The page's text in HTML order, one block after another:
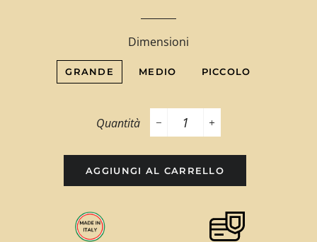
Dimensioni
GRANDE MEDIO PICCOLO
Quantità
−
+
AGGIUNGI AL CARRELLO